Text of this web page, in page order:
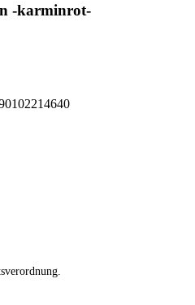
-karminrot-